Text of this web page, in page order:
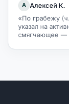
А Алексей К.
«По грабежу
указал на
смягчающее —